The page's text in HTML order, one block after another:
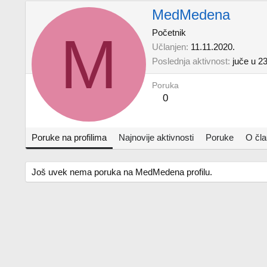
M
MedMedena
Početnik
Učlanjen 11.11.2020.
Poslednja aktivnost juče u
Poruka
0
Poruke na profilima Najnovije aktivnosti Poruke O
Još uvek nema poruka na MedMedena profilu.